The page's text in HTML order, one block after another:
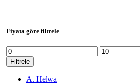
Fiyata göre filtrele
En
düşük
fiyat
En
yüksek
Filtrele
A. Helwa